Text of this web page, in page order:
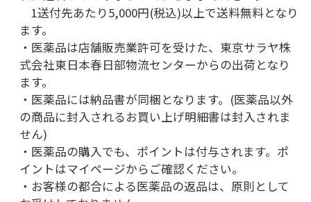
1送付先あたり5,000円(税込)以上で送料無料となり
ます。
・医薬品は店舗販売業許可を受けた、東京サラヤ株
式会社東日本春日部物流センターからの出荷となり
ます。
・医薬品には納品書が同梱となります。(医薬品以外
の商品に封入されるお買い上げ明細書は封入されま
せん)
・医薬品の購入でも、ポイントは付与されます。ポ
イントはマイページからご確認ください。
・お客様の都合による医薬品の返品は、原則として